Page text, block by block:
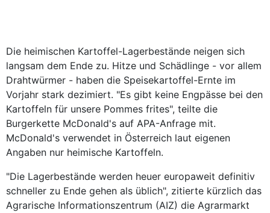
Die heimischen Kartoffel-Lagerbestände neigen sich
langsam dem Ende zu. Hitze und Schädlinge - vor allem
Drahtwürmer - haben die Speisekartoffel-Ernte im
Vorjahr stark dezimiert. "Es gibt keine Engpässe bei den
Kartoffeln für unsere Pommes frites", teilte die
Burgerkette McDonald's auf APA-Anfrage mit.
McDonald's verwendet in Österreich laut eigenen
Angaben nur heimische Kartoffeln.
"Die Lagerbestände werden heuer europaweit definitiv
schneller zu Ende gehen als üblich", zitierte kürzlich das
Agrarische Informationszentrum (AIZ) die Agrarmarkt